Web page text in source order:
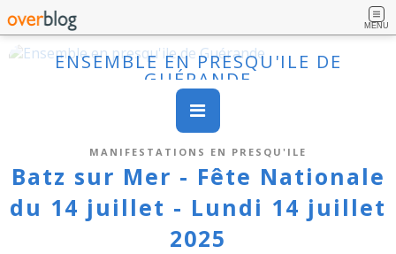
MENU
ENSEMBLE EN PRESQU'ILE DE
GUÉRANDE
MANIFESTATIONS EN PRESQU'ILE
Batz sur Mer - Fête Nationale
du 14 juillet - Lundi 14 juillet
2025